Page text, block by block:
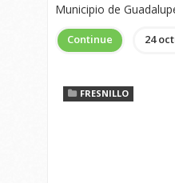
Municipio de
Continue 24
FRESNILLO